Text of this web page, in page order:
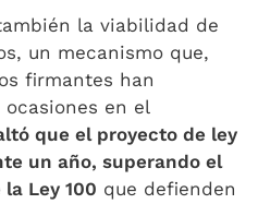
la viabilidad de
un mecanismo que,
firmantes han
en el
que el proyecto de ley
un año, superando el
Ley 100 que defienden